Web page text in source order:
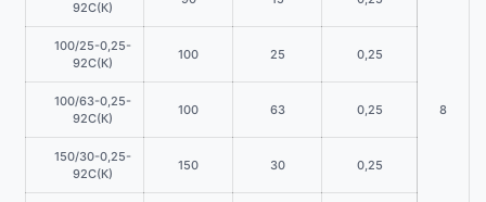
8
92С(К)
100/25-0,25-
92С(К)
100 25 0,25
100/63-0,25-
92С(К)
100 63 0,25
150/30-0,25-
92С(К)
150 30 0,25